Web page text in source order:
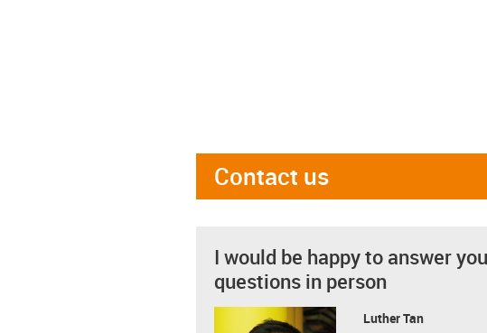
Contact us
I would be happy to answer
questions in person
Luther Tan